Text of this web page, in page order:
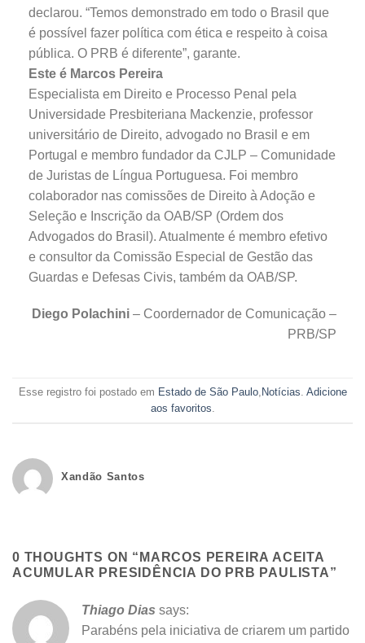
declarou. “Temos demonstrado em todo o Brasil que
é possível fazer política com ética e respeito à coisa
pública. O PRB é diferente”, garante.
Este é Marcos Pereira
Especialista em Direito e Processo Penal pela
Universidade Presbiteriana Mackenzie, professor
universitário de Direito, advogado no Brasil e em
Portugal e membro fundador da CJLP – Comunidade
de Juristas de Língua Portuguesa. Foi membro
colaborador nas comissões de Direito à Adoção e
Seleção e Inscrição da OAB/SP (Ordem dos
Advogados do Brasil). Atualmente é membro efetivo
e consultor da Comissão Especial de Gestão das
Guardas e Defesas Civis, também da OAB/SP.
Diego Polachini – Coordernador de Comunicação –
PRB/SP
Esse registro foi postado em Estado de São Paulo, Notícias Adicione
aos favoritos
Xandão Santos
0 THOUGHTS ON “ MARCOS PEREIRA ACEITA
ACUMULAR PRESIDÊNCIA DO PRB PAULISTA”
Thiago Dias says:
Parabéns pela iniciativa de criarem um partido